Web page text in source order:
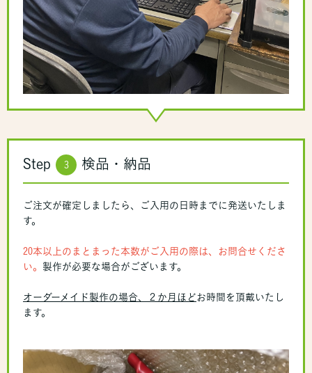
Step 3 検品・納品
ご注文が確定しましたら、ご入用の日時までに発送いたしま
す。
20本以上のまとまった本数がご入用の際は、お問合せくださ
い。 製作が必要な場合がございます。
オーダーメイド製作の場合、２か月ほどお時間を頂戴いたし
ます。